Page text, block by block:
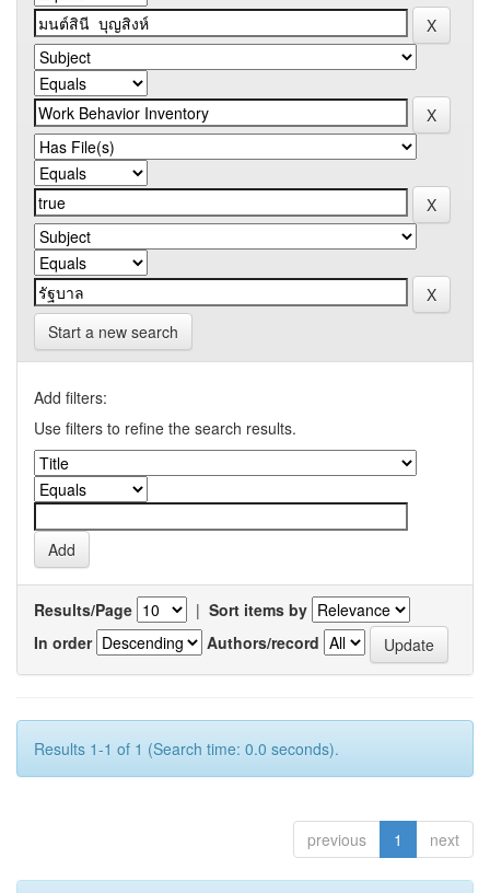
Start a new search
Add filters:
Use filters to refine the search results.
Results/Page | Sort items by
In order
Authors/record
Results 1-1 of 1 (Search time: 0.0 seconds).
previous 1 next